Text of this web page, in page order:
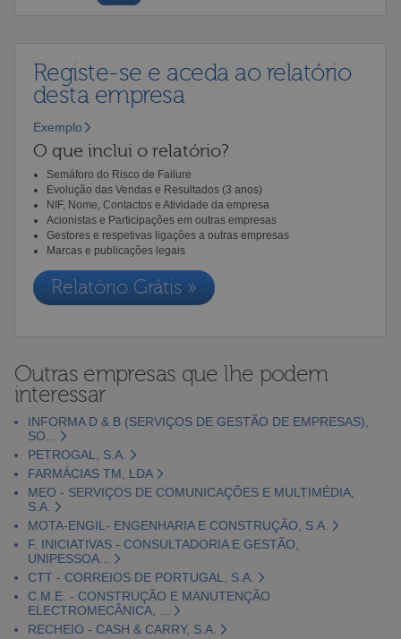
Registe-se e aceda ao relatório
desta empresa
Exemplo
O que inclui o relatório?
Semáforo do Risco de Failure
Evolução das Vendas e Resultados (3 anos)
NIF, Nome, Contactos e Atividade da empresa
Acionistas e Participações em outras empresas
Gestores e respetivas ligações a outras empresas
Marcas e publicações legais
Relatório Grátis »
Outras empresas que lhe podem
interessar
INFORMA D & B (SERVIÇOS DE GESTÃO DE EMPRESAS),
SO...
PETROGAL, S.A.
FARMÁCIAS TM, LDA
MEO - SERVIÇOS DE COMUNICAÇÕES E MULTIMÉDIA,
S.A.
MOTA-ENGIL- ENGENHARIA E CONSTRUÇÃO, S.A.
F. INICIATIVAS - CONSULTADORIA E GESTÃO,
UNIPESSOA...
CTT - CORREIOS DE PORTUGAL, S.A.
C.M.E. - CONSTRUÇÃO E MANUTENÇÃO
ELECTROMECÂNICA, ...
RECHEIO - CASH & CARRY, S.A.